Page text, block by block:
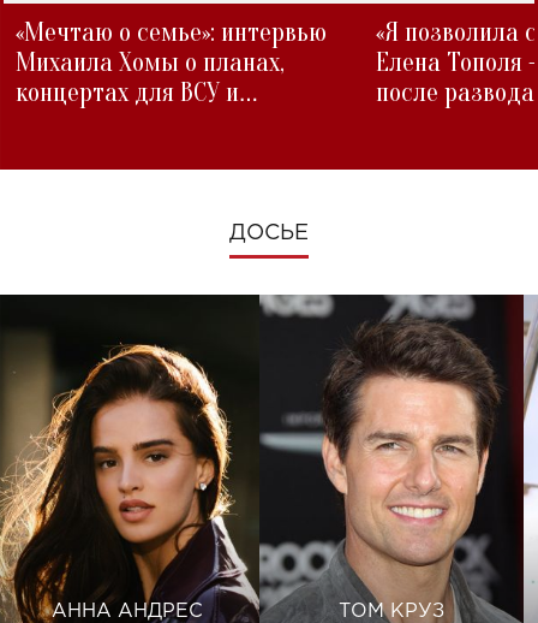
«Мечтаю о семье»: интервью
Михаила Хомы о планах,
концертах для ВСУ и
«Я позволила
Елена Тополя
после развода
ДОСЬЕ
АННА АНДРЕС ТОМ КРУЗ